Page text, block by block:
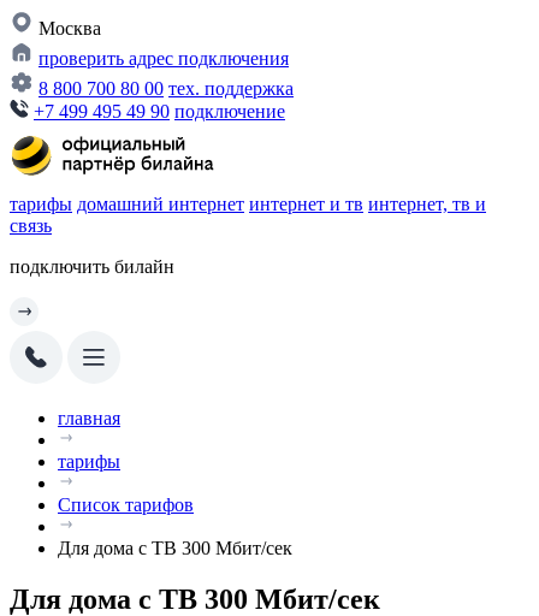
Москва
проверить адрес подключения
8 800 700 80 00 тех. поддержка
+7 499 495 49 90 подключение
тарифы домашний интернет интернет и тв интернет, тв и
связь
подключить билайн
главная
тарифы
Список тарифов
Для дома с ТВ 300 Мбит/сек
Для дома с ТВ 300 Мбит/сек